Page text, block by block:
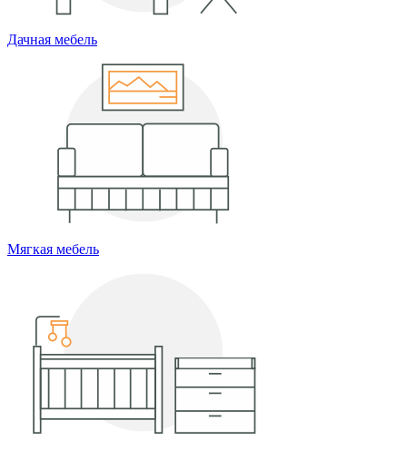
Дачная мебель
Мягкая мебель